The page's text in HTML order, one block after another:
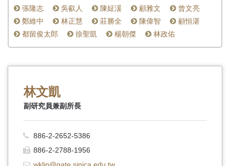
張隆志
吳叡人 陳姃湲 顧雅文
曾文亮
鄭維中
林正慧 莊勝全 陳偉智
顧恒湛
都留俊太郎
徐聖凱 楊朝傑 林政佑
林文凱
副研究員兼副所長
886-2-2652-5386
886-2-2788-1956